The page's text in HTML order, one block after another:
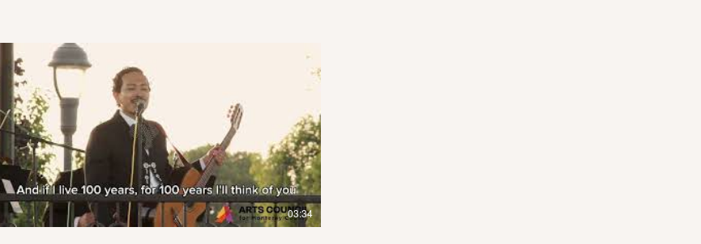
preciosa me enseño Lo que valía mi corazón Cuando me
toque morir ¿Brillarías por ella en mi partir? Porque este
amor es todo mío Mi amor es mio, mío Nada en este
mundo es para mi Solo este amor mío Nada me pertenece
solo a mi Mas queste amor, mío, mío, mío
03:34